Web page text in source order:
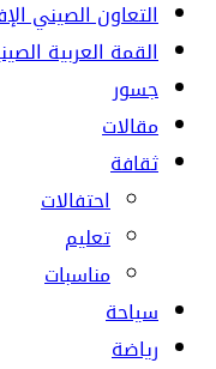
التعاون الصيني
القمة العربية
جسور
مقالات
ثقافة
احتفالات
تعليم
مناسبات
سياحة
رياضة